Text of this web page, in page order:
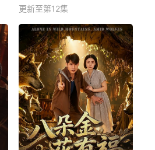
更新至第12集